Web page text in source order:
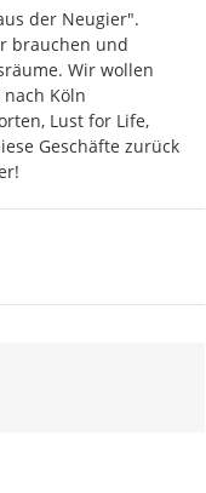
der Neugier".
brauchen und
Wir wollen
Köln
Lust for Life,
Geschäfte zurück